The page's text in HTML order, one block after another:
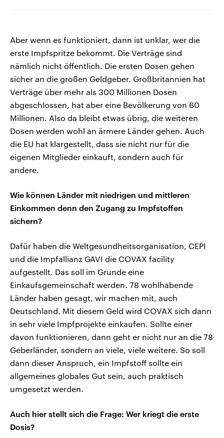
Aber wenn es funktioniert, dann ist unklar, wer die
erste Impfspritze bekommt. Die Verträge sind
nämlich nicht öffentlich. Die ersten Dosen gehen
sicher an die großen Geldgeber. Großbritannien hat
Verträge über mehr als 300 Millionen Dosen
abgeschlossen, hat aber eine Bevölkerung von 60
Millionen. Also da bleibt etwas übrig, die weiteren
Dosen werden wohl an ärmere Länder gehen. Auch
die EU hat klargestellt, dass sie nicht nur für die
eigenen Mitglieder einkauft, sondern auch für
andere.
Wie können Länder mit niedrigen und mittleren
Einkommen denn den Zugang zu Impfstoffen
sichern?
Dafür haben die Weltgesundheitsorganisation, CEPI
und die Impfallianz GAVI die COVAX facility
aufgestellt. Das soll im Grunde eine
Einkaufsgemeinschaft werden. 78 wohlhabende
Länder haben gesagt, wir machen mit, auch
Deutschland. Mit diesem Geld wird COVAX sich dann
in sehr viele Impfprojekte einkaufen. Sollte einer
davon funktionieren, dann geht er nicht nur an die 78
Geberländer, sondern an viele, viele weitere. So soll
dann dieser Anspruch, ein Impfstoff sollte ein
allgemeines globales Gut sein, auch praktisch
umgesetzt werden.
Auch hier stellt sich die Frage: Wer kriegt die erste
Dosis?